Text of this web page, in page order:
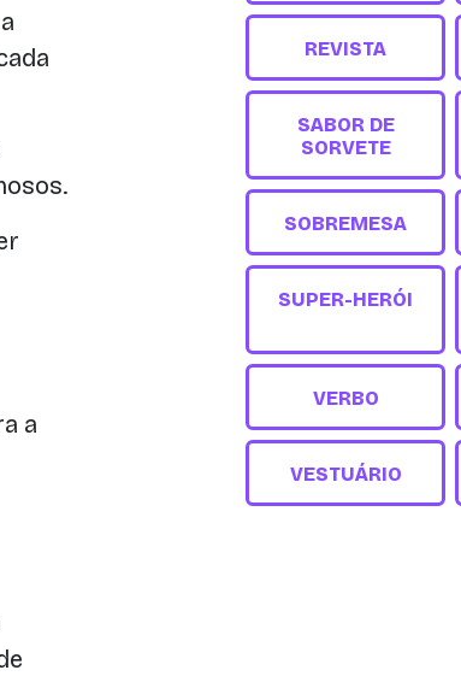
a
REVISTA
SABOR DE
SORVETE
SOBREMESA
SUPER-HERÓI
VERBO
VESTUÁRIO